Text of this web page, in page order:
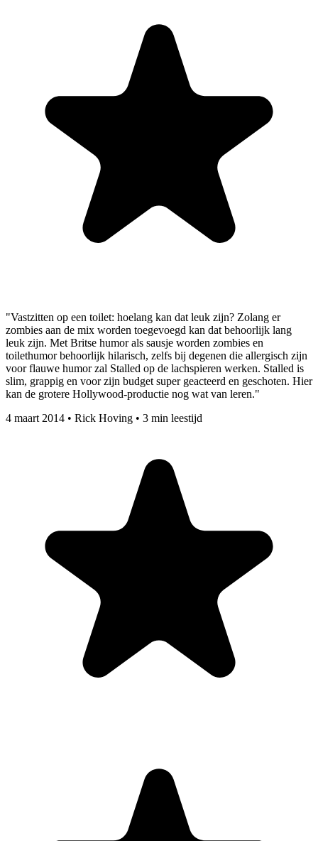
"Vastzitten op een toilet: hoelang kan dat leuk zijn? Zolang er
zombies aan de mix worden toegevoegd kan dat behoorlijk lang
leuk zijn. Met Britse humor als sausje worden zombies en
toilethumor behoorlijk hilarisch, zelfs bij degenen die allergisch zijn
voor flauwe humor zal Stalled op de lachspieren werken. Stalled is
slim, grappig en voor zijn budget super geacteerd en geschoten. Hier
kan de grotere Hollywood-productie nog wat van leren."
4 maart 2014 • Rick Hoving • 3 min leestijd